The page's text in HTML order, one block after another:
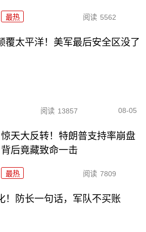
最热 阅读 5562
覆太平洋！美军最后安全区没了
阅读 13857 08-05
惊天大反转！特朗普支持率崩盘
背后竟藏致命一击
最热 阅读 7809
！防长一句话，军队不买账